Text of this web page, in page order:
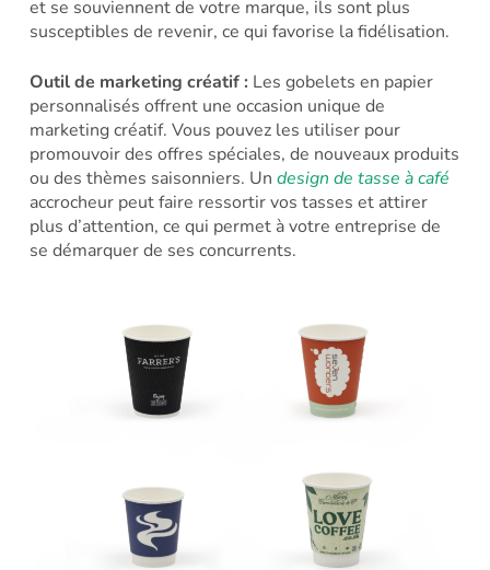
et se souviennent de votre marque, ils sont plus
susceptibles de revenir, ce qui favorise la fidélisation.
Outil de marketing créatif : Les gobelets en papier
personnalisés offrent une occasion unique de
marketing créatif. Vous pouvez les utiliser pour
promouvoir des offres spéciales, de nouveaux produits
ou des thèmes saisonniers. Un design de tasse à café
accrocheur peut faire ressortir vos tasses et attirer
plus d’attention, ce qui permet à votre entreprise de
se démarquer de ses concurrents.